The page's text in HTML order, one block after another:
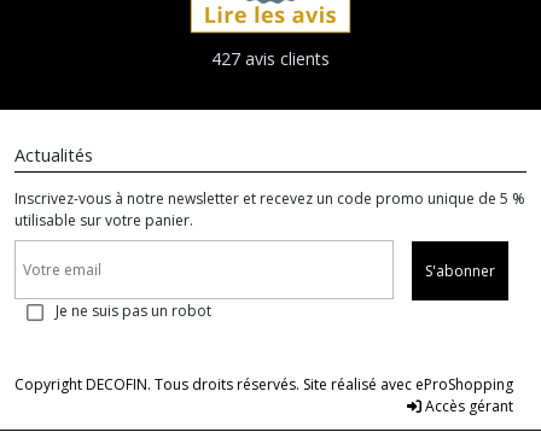
427 avis clients
Actualités
Inscrivez-vous à notre newsletter et recevez un code promo unique de 5 %
utilisable sur votre panier.
S'abonner
Je ne suis pas un robot
Copyright DECOFIN. Tous droits réservés. Site réalisé avec eProShopping
Accès gérant